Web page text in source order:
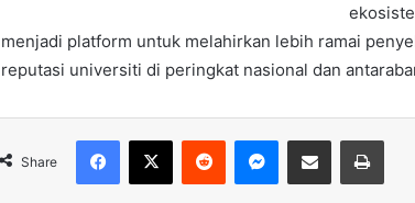
menjadi platform untuk melahirkan lebih ramai
reputasi universiti di peringkat nasional dan
Share